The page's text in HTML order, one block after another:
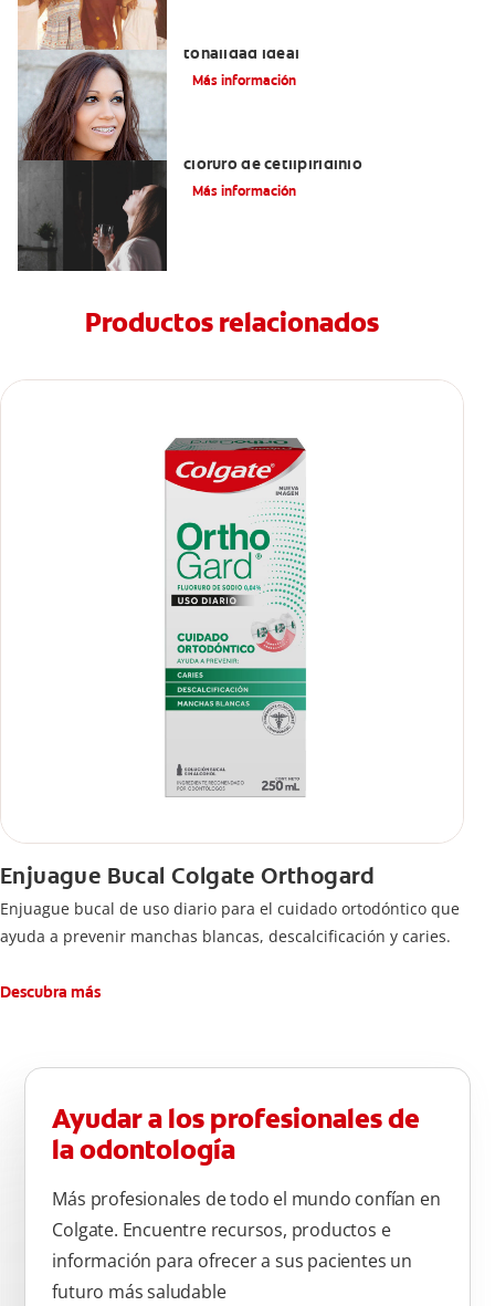
tonalidad ideal
Más información
cloruro de cetilpiridinio
Más información
Productos relacionados
Enjuague Bucal Colgate Orthogard
Enjuague bucal de uso diario para el cuidado ortodóntico que
ayuda a prevenir manchas blancas, descalcificación y caries.
Descubra más
Ayudar a los profesionales de
la odontología
Más profesionales de todo el mundo confían en
Colgate. Encuentre recursos, productos e
información para ofrecer a sus pacientes un
futuro más saludable